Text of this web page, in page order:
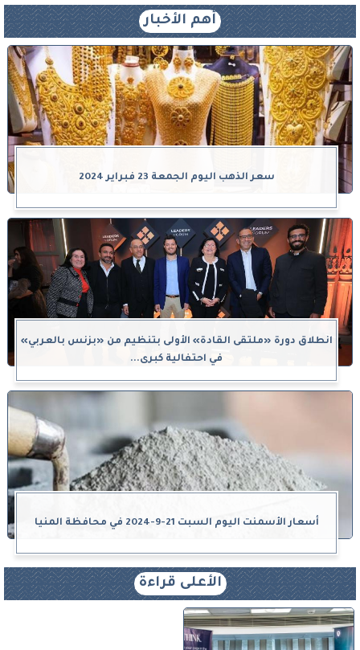
أهم الأخبار
سعر الذهب اليوم الجمعة 23 فبراير 2024
انطلاق دورة «ملتقى القادة» الأولى بتنظيم من «بزنس بالعربي»
في احتفالية كبرى...
أسعار الأسمنت اليوم السبت 21-9-2024 في محافظة المنيا
الأعلى قراءة